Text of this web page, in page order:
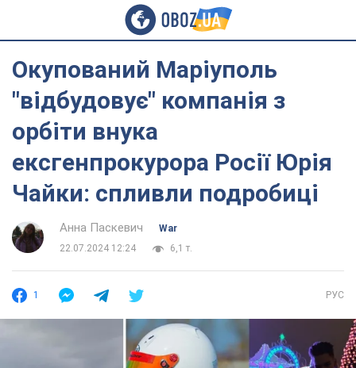
Окупований Маріуполь
"відбудовує" компанія з
орбіти внука
ексгенпрокурора Росії Юрія
Чайки: спливли подробиці
Анна Паскевич
War
22.07.2024 12:24
6,1 т.
1 РУС